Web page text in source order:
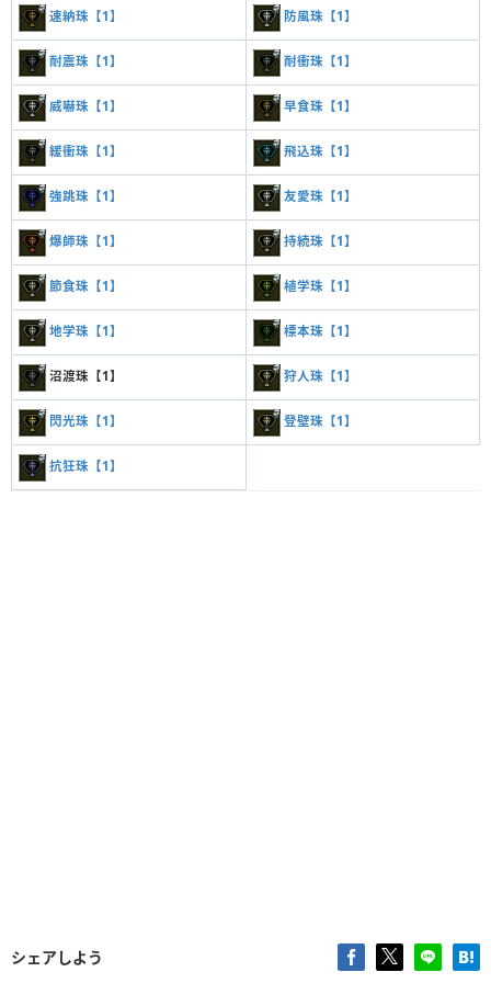
速納珠【1】 防風珠【1】
耐震珠【1】 耐衝珠【1】
威嚇珠【1】 早食珠【1】
緩衝珠【1】 飛込珠【1】
強跳珠【1】 友愛珠【1】
爆師珠【1】 持続珠【1】
節食珠【1】 植学珠【1】
地学珠【1】 標本珠【1】
沼渡珠【1】 狩人珠【1】
閃光珠【1】 登壁珠【1】
抗狂珠【1】
シェアしよう